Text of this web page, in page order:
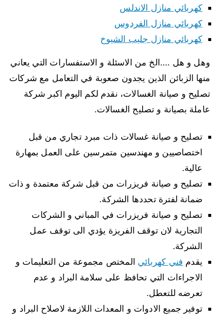
كهربائي منازل الاندلس
كهربائي منازل الفردوس
كهربائي منازل جليب الشيوخ
وهل و هل ….الخ من الاسئلة و الاستفسارات التي يعاني
منها الزبائن الذين يجدون صعوبة في التعامل مع شركات
تصليح و صيانة الغسالات، نقدم لكم اليوم اكبر شركة
عاملة بصيانة و تصليح الغسالات.
تصليح و صيانة غسالات ذات مبرد تجاري من قبل
اختصاصيين و مهندسين متمرسين على العمل بمهارة
عالية.
تصليح و صيانة فريزرات من قبل شركة معتمدة و ذات
ضمانة لفترة تحددها الشركة.
تصليح و صيانة فريزرات في المباني و الشركات
التجارية لان توقف الفريزة يؤدي الى توقف عمل
الشركة.
يقدم فني كهربائي المختص مجموعة من التعليمات و
الاجراءات التي تحافظ على سلامة البراد و عدم
تعرضه للتعطل.
توفير جميع الادوات و المعدات اللازمة لاصلاح البراد و